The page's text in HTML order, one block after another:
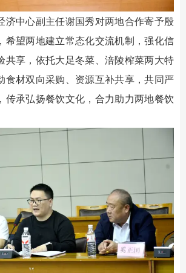
中心副主任谢国秀对两地合作寄予殷
希望两地建立常态化交流机制，强化信
共享，依托大足冬菜、涪陵榨菜两大特
食材双向采购、资源互补共享，共同严
传承弘扬餐饮文化，合力助力两地餐饮